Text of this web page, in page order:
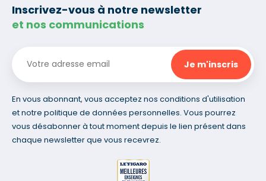
Inscrivez-vous à notre newsletter
et nos communications
En vous abonnant, vous acceptez nos conditions d'utilisation
et notre politique de données personnelles. Vous pourrez
vous désabonner à tout moment depuis le lien présent dans
chaque newsletter que vous recevrez.